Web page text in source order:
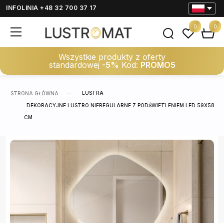
INFOLINIA +48 32 700 37 17
Wszystkie produkty z oferty
standardowej -5% Kod: PROMO5
0 0
STRONA GŁÓWNA LUSTRA
DEKORACYJNE LUSTRO NIEREGULARNE Z PODŚWIETLENIEM LED 59X58
CM